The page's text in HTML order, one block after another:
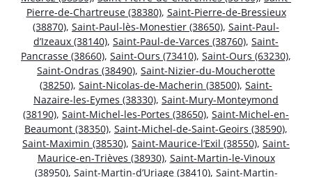
Pierre-de-Chartreuse (38380), Saint-Pierre-de-Bressieux
(38870), Saint-Paul-lès-Monestier (38650), Saint-Paul-
d’Izeaux (38140), Saint-Paul-de-Varces (38760), Saint-
Pancrasse (38660), Saint-Ours (73410), Saint-Ours (63230),
Saint-Ondras (38490), Saint-Nizier-du-Moucherotte
(38250), Saint-Nicolas-de-Macherin (38500), Saint-
Nazaire-les-Eymes (38330), Saint-Mury-Monteymond
(38190), Saint-Michel-les-Portes (38650), Saint-Michel-en-
Beaumont (38350), Saint-Michel-de-Saint-Geoirs (38590),
Saint-Maximin (38530), Saint-Maurice-l’Exil (38550), Saint-
Maurice-en-Trièves (38930), Saint-Martin-le-Vinoux
(38950), Saint-Martin-d’Uriage (38410), Saint-Martin-